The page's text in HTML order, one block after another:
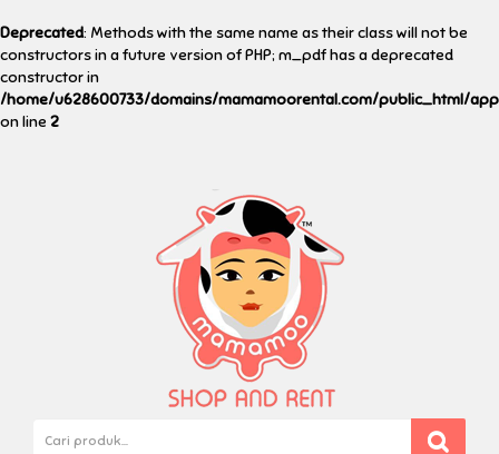
Deprecated: Methods with the same name as their class will not be
constructors in a future version of PHP; m_pdf has a deprecated
constructor in
/home/u628600733/domains/mamamoorental.com/public_html/
on line 2